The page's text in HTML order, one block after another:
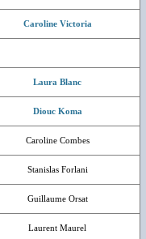
Caroline Victoria
Laura Blanc
Diouc Koma
Caroline Combes
Stanislas Forlani
Guillaume Orsat
Laurent Maurel